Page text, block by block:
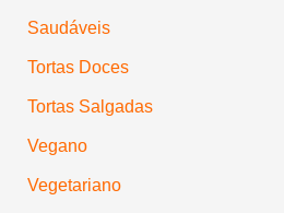
Saudáveis
Tortas Doces
Tortas Salgadas
Vegano
Vegetariano